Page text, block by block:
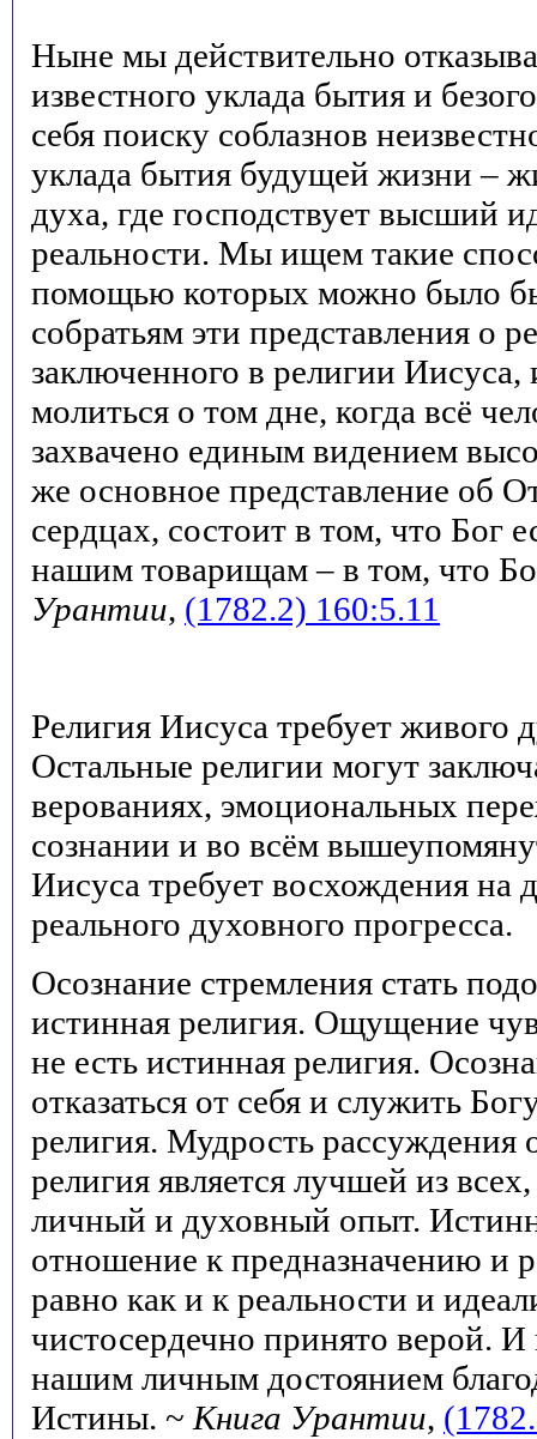
Ныне мы действительно
известного уклада бытия и
себя поиску соблазнов
уклада бытия будущей жизни –
духа, где господствует высший
реальности. Мы ищем такие
помощью которых можно было
собратьям эти представления о
заключенного в религии
молиться о том дне, когда всё
захвачено единым видением
же основное представление об
сердцах, состоит в том, что Бог
нашим товарищам – в том, что
Урантии, (1782.2) 160:5.11
Религия Иисуса требует живого
Остальные религии могут
верованиях, эмоциональных
сознании и во всём
Иисуса требует восхождения на
реального духовного прогресса.
Осознание стремления стать
истинная религия. Ощущение
не есть истинная религия.
отказаться от себя и служить
религия. Мудрость рассуждения
религия является лучшей из
личный и духовный опыт.
отношение к предназначению и
равно как и к реальности и
чистосердечно принято верой. И
нашим личным достоянием
Истины. ~ Книга Урантии,